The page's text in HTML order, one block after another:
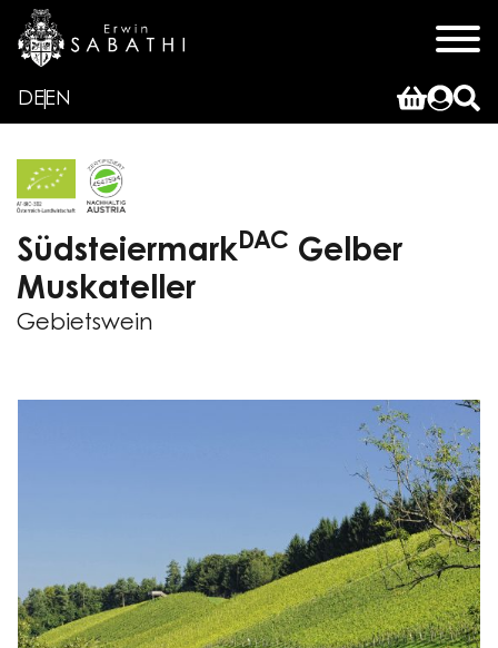
DEEN
SüdsteiermarkDAC Gelber
Muskateller
Gebietswein